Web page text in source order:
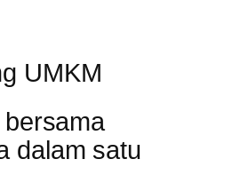
UMKM
dalam satu